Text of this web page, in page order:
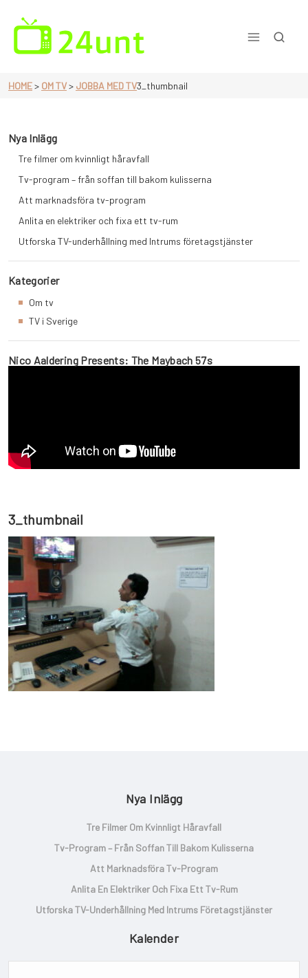
content
HOME> OM TV> JOBBA MED TV3_thumbnail
3_thumbnail
Nya Inlägg
Tre filmer om kvinnligt håravfall
Tv-program – från soffan till bakom kulisserna
Att marknadsföra tv-program
Anlita en elektriker och fixa ett tv-rum
Utforska TV-underhållning med Intrums företagstjänster
Kategorier
Om tv
TV i Sverige
Nico Aaldering Presents: The Maybach 57s
Nya Inlägg
Tre Filmer Om Kvinnligt Håravfall
Tv-Program – Från Soffan Till Bakom Kulisserna
Att Marknadsföra Tv-Program
Anlita En Elektriker Och Fixa Ett Tv-Rum
Utforska TV-Underhållning Med Intrums Företagstjänster
Kalender